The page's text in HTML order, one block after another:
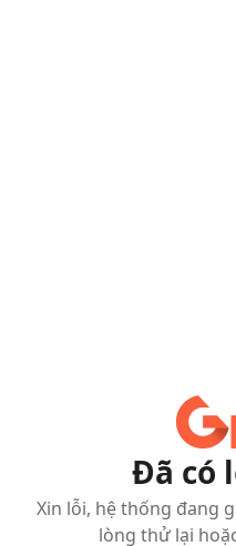
Đã có
Xin lỗi, hệ thống đang
lòng thử lại